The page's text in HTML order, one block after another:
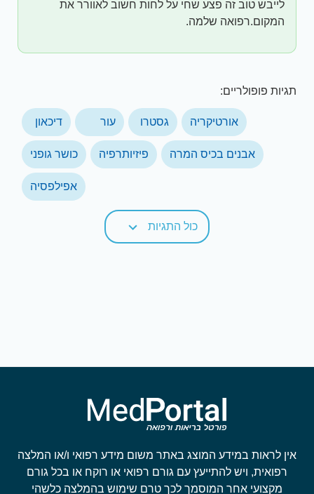
לייבש טוב זה פצע שחי על לחות חשוב לאוורר את
המקום.רפואה שלמה.
תגיות פופולריים:
אורטיקריה גסטרו עור דיכאון
אבנים בכיס המרה פיזיותרפיה כושר גופני
אפילפסיה
כול התגיות
אין לראות במידע המוצג באתר משום מידע רפואי ו/או המלצה
רפואית, ויש להתייעץ עם גורם רפואי או רוקח או בכל גורם
מקצועי אחר המוסמך לכך טרם שימוש בהמלצה כלשהי